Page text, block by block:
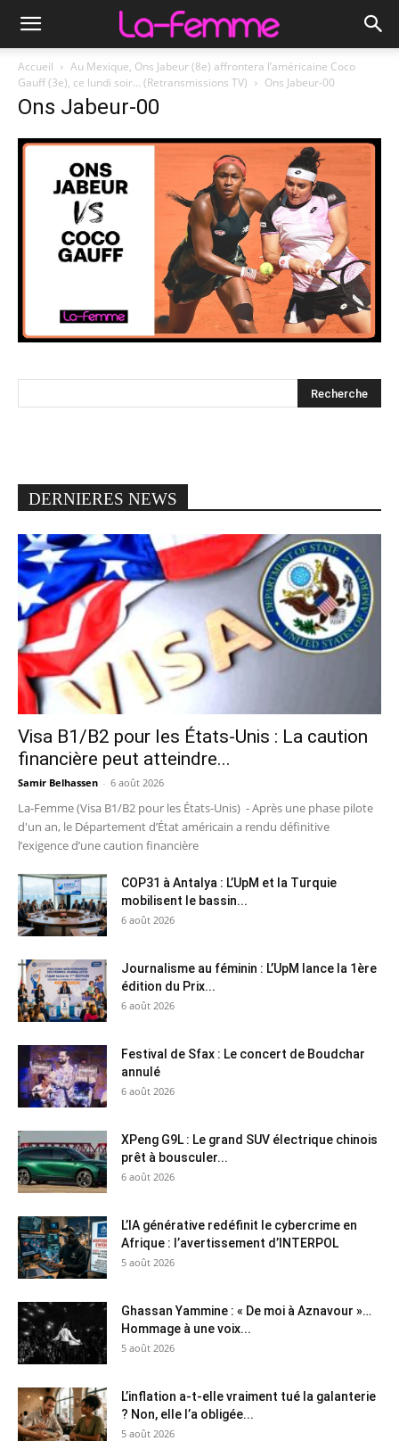
Accueil
Au Mexique, Ons Jabeur (8e) affrontera l’américaine Coco
Gauff (3e), ce lundi soir… (Retransmissions TV)
Ons Jabeur-00
Ons Jabeur-00
DERNIERES NEWS
Visa B1/B2 pour les États-Unis : La caution
financière peut atteindre...
Samir Belhassen - 6 août 2026
La-Femme (Visa B1/B2 pour les États-Unis) - Après une phase pilote
d'un an, le Département d’État américain a rendu définitive
l’exigence d’une caution financière
COP31 à Antalya : L’UpM et la Turquie
mobilisent le bassin...
6 août 2026
Journalisme au féminin : L’UpM lance la 1ère
édition du Prix...
6 août 2026
Festival de Sfax : Le concert de Boudchar
annulé
6 août 2026
XPeng G9L : Le grand SUV électrique chinois
prêt à bousculer...
6 août 2026
L’IA générative redéfinit le cybercrime en
Afrique : l’avertissement d’INTERPOL
5 août 2026
Ghassan Yammine : « De moi à Aznavour »…
Hommage à une voix...
5 août 2026
L’inflation a-t-elle vraiment tué la galanterie
? Non, elle l’a obligée...
5 août 2026